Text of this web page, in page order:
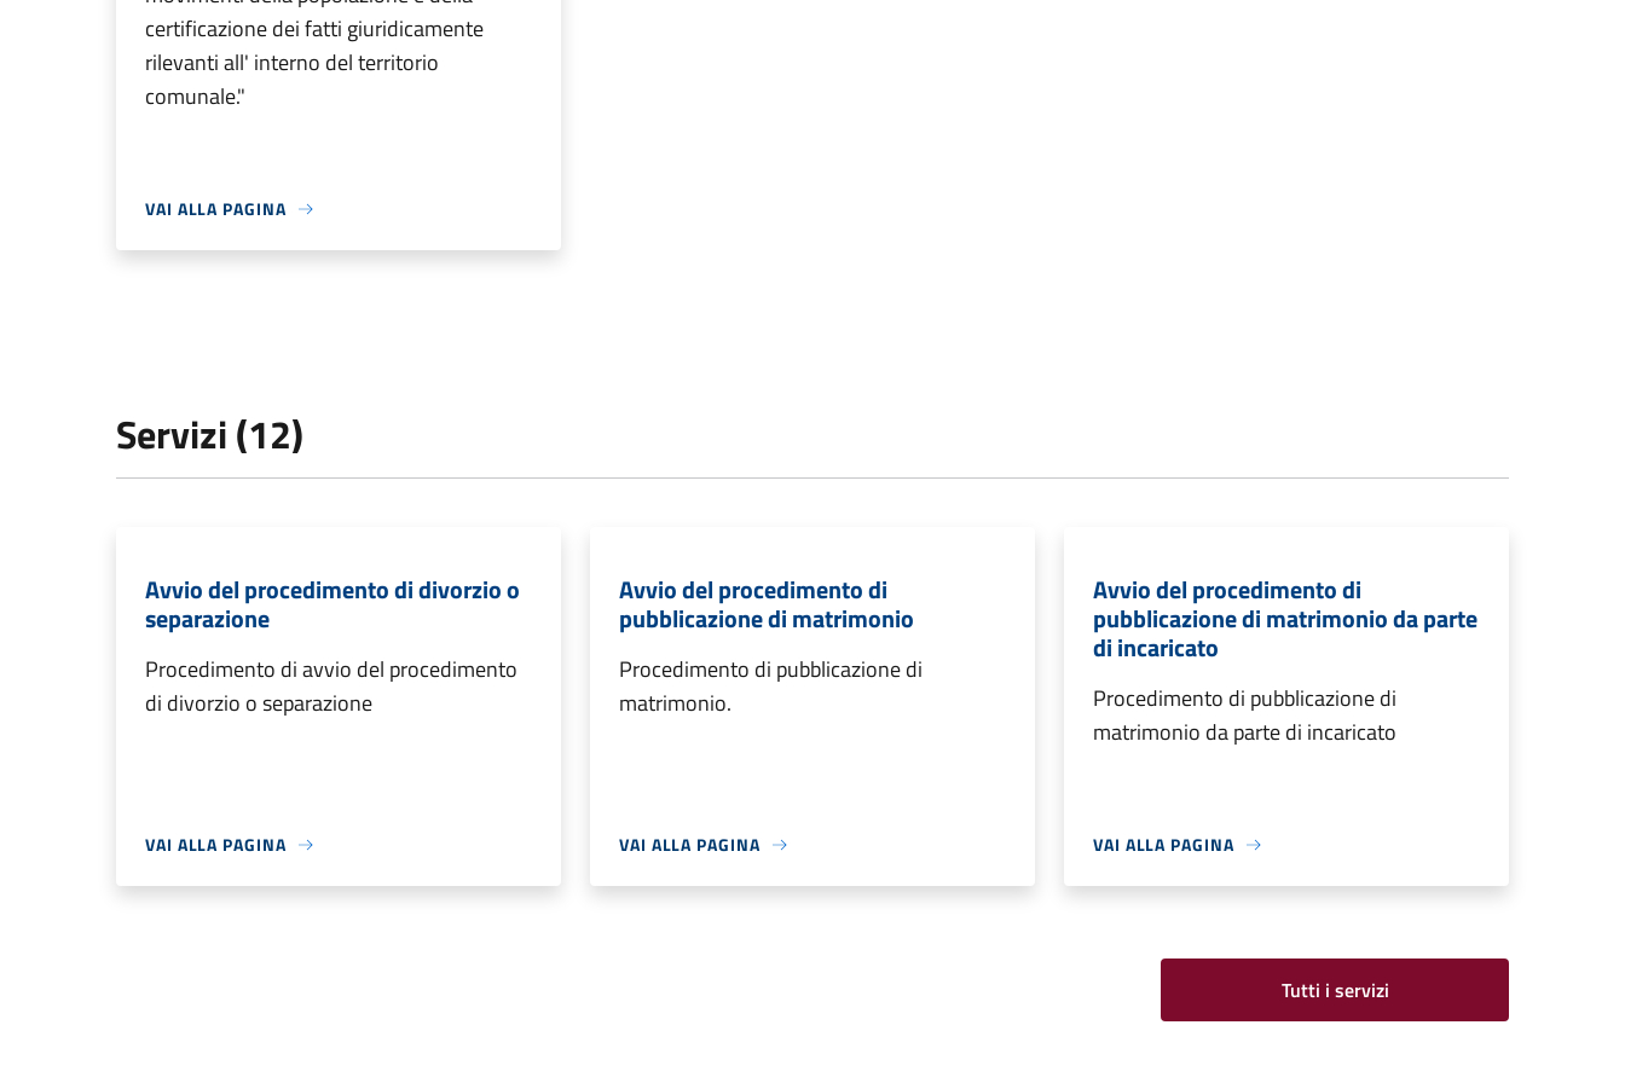
certificazione dei fatti giuridicamente
rilevanti all' interno del territorio
comunale."
VAI ALLA PAGINA
Servizi (12)
Avvio del procedimento di divorzio o
separazione
Procedimento di avvio del procedimento
di divorzio o separazione
VAI ALLA PAGINA
Avvio del procedimento di
pubblicazione di matrimonio
Procedimento di pubblicazione di
matrimonio.
VAI ALLA PAGINA
Avvio del procedimento di
pubblicazione di matrimonio da parte
di incaricato
Procedimento di pubblicazione di
matrimonio da parte di incaricato
VAI ALLA PAGINA
Tutti i servizi